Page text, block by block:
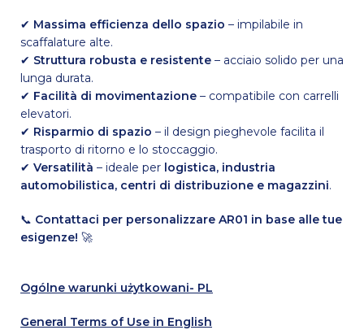
✔ Massima efficienza dello spazio – impilabile in
scaffalature alte.
✔ Struttura robusta e resistente – acciaio solido per una
lunga durata.
✔ Facilità di movimentazione – compatibile con carrelli
elevatori.
✔ Risparmio di spazio – il design pieghevole facilita il
trasporto di ritorno e lo stoccaggio.
✔Versatilità – ideale per logistica, industria
automobilistica, centri di distribuzione e magazzini.
📞 Contattaci per personalizzare AR01 in base alle tue
esigenze! 🚀
Ogólne warunki użytkowani- PL
General Terms of Use in English